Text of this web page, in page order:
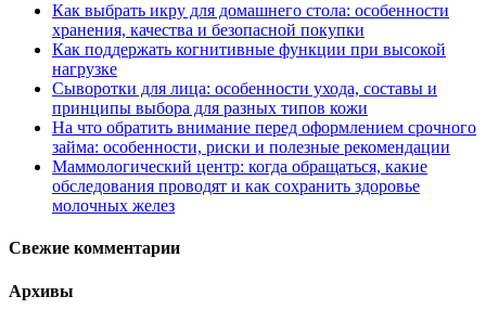
Как выбрать икру для домашнего стола: особенности
хранения, качества и безопасной покупки
Как поддержать когнитивные функции при высокой
нагрузке
Сыворотки для лица: особенности ухода, составы и
принципы выбора для разных типов кожи
На что обратить внимание перед оформлением срочного
займа: особенности, риски и полезные рекомендации
Маммологический центр: когда обращаться, какие
обследования проводят и как сохранить здоровье
молочных желез
Свежие комментарии
Архивы